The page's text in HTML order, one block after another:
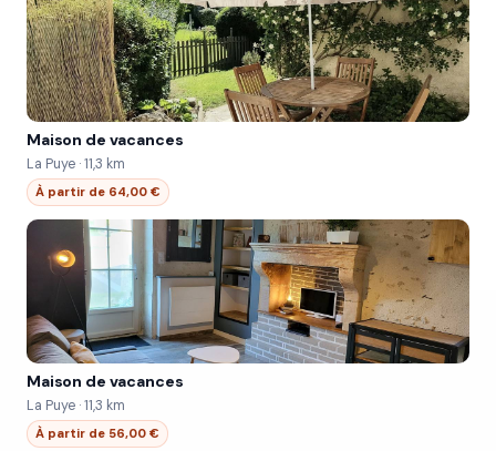
Maison de vacances
La Puye · 11,3 km
À partir de 64,00 €
Maison de vacances
La Puye · 11,3 km
À partir de 56,00 €